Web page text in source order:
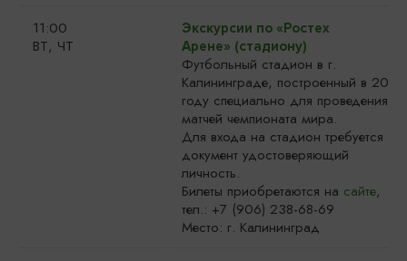
11:00
ВТ, ЧТ
Экскурсии по «Ростех
Арене» (стадиону)
Футбольный стадион в г.
Калининграде, построенный в 2018
году специально для проведения
матчей чемпионата мира.
Для входа на стадион требуется
документ удостоверяющий
личность.
Билеты приобретаются на сайте,
тел.: +7 (906) 238-68-69
Место: г. Калининград